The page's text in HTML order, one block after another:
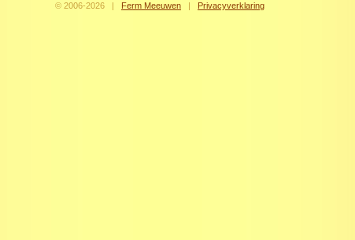
© 2006-2026 | Ferm Meeuwen | Privacyverklaring